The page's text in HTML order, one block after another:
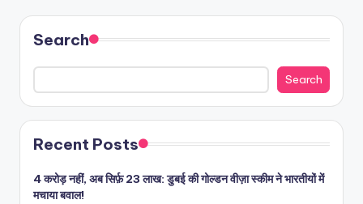
Search
Search
Recent Posts
4 करोड़ नहीं, अब सिर्फ़ 23 लाख: डुबई की गोल्डन वीज़ा स्कीम ने भारतीयों में
मचाया बवाल!